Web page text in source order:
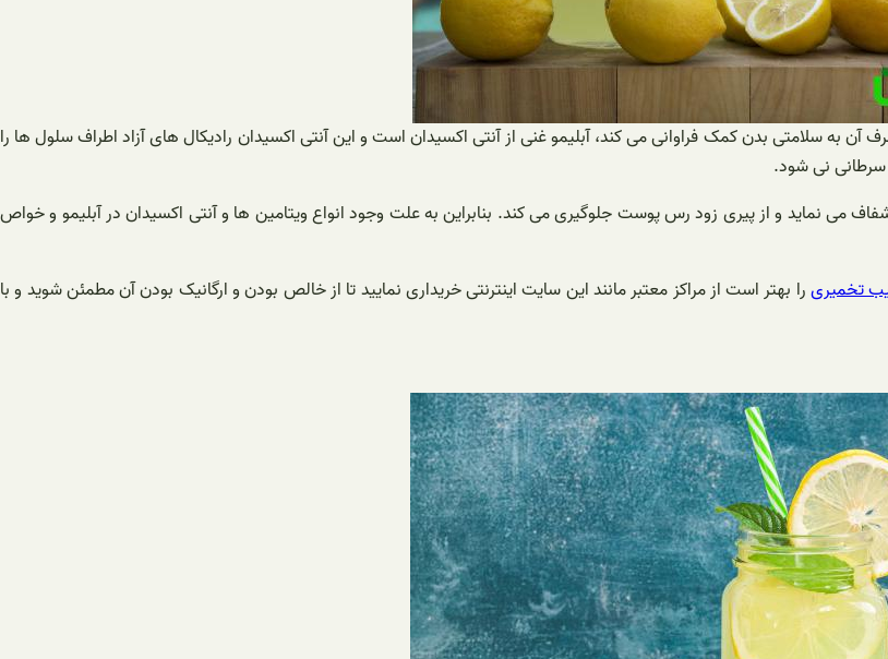
به سلامتی بدن کمک فراوانی می کند، آبلیمو غنی از آنتی اکسیدان است و این آنتی اکسیدان رادیکال های آزاد اطراف سلول ها را
سرطانی نی شود.
نماید و از پیری زود رس پوست جلوگیری می کند. بنابراین به علت وجود انواع ویتامین ها و آنتی اکسیدان در آبلیمو و خواص
تخمیریرا بهتر است از مراکز معتبر مانند این سایت اینترنتی خریداری نمایید تا از خالص بودن و ارگانیک بودن آن مطمئن شوید و با